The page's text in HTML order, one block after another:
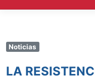
Noticias
LA